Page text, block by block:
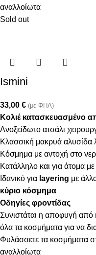
αναλλοίωτα
Sold out
Ismini
33,00 € (με ΦΠΑ)
Κολιέ κατασκευασμένο
Ανοξείδωτο ατσάλι
Κλασσική μακρυά αλυσίδα
Κόσμημα με αντοχή στο
Κατάλληλο και για άτομα με
Ιδανικό για layering με
κύριο κόσμημα
Οδηγίες φροντίδας
Συνιστάται η αποφυγή από
όλα τα κοσμήματα για να
Φυλάσσετε τα κοσμήματα
αναλλοίωτα